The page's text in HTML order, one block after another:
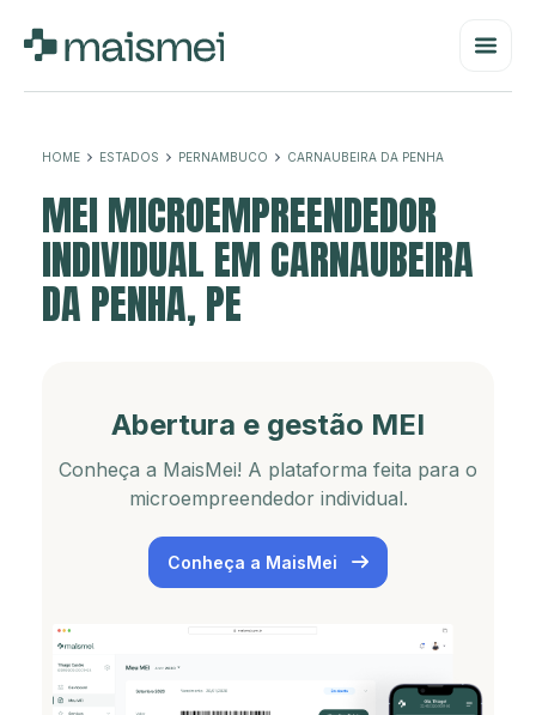
HOME ESTADOS PERNAMBUCO CARNAUBEIRA DA PENHA
MEI MICROEMPREENDEDOR
INDIVIDUAL EM CARNAUBEIRA
DA PENHA, PE
Abertura e gestão MEI
Conheça a MaisMei! A plataforma feita para o
microempreendedor individual.
Conheça a MaisMei